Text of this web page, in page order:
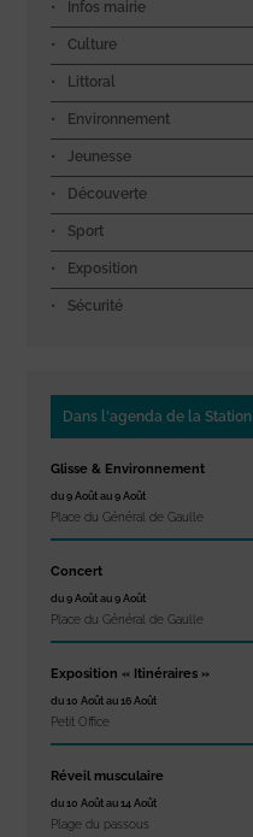
Infos mairie
Culture
Littoral
Environnement
Jeunesse
Découverte
Sport
Exposition
Sécurité
Dans l'agenda de la Station
Glisse & Environnement
du 9 Août au 9 Août
Place du Général de Gaulle
Concert
du 9 Août au 9 Août
Place du Général de Gaulle
Exposition « Itinéraires »
du 10 Août au 16 Août
Petit Office
Réveil musculaire
du 10 Août au 14 Août
Plage du passous